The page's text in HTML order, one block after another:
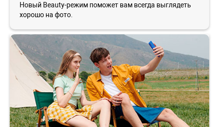
Новый Beauty-режим поможет вам всегда выглядеть
хорошо на фото.